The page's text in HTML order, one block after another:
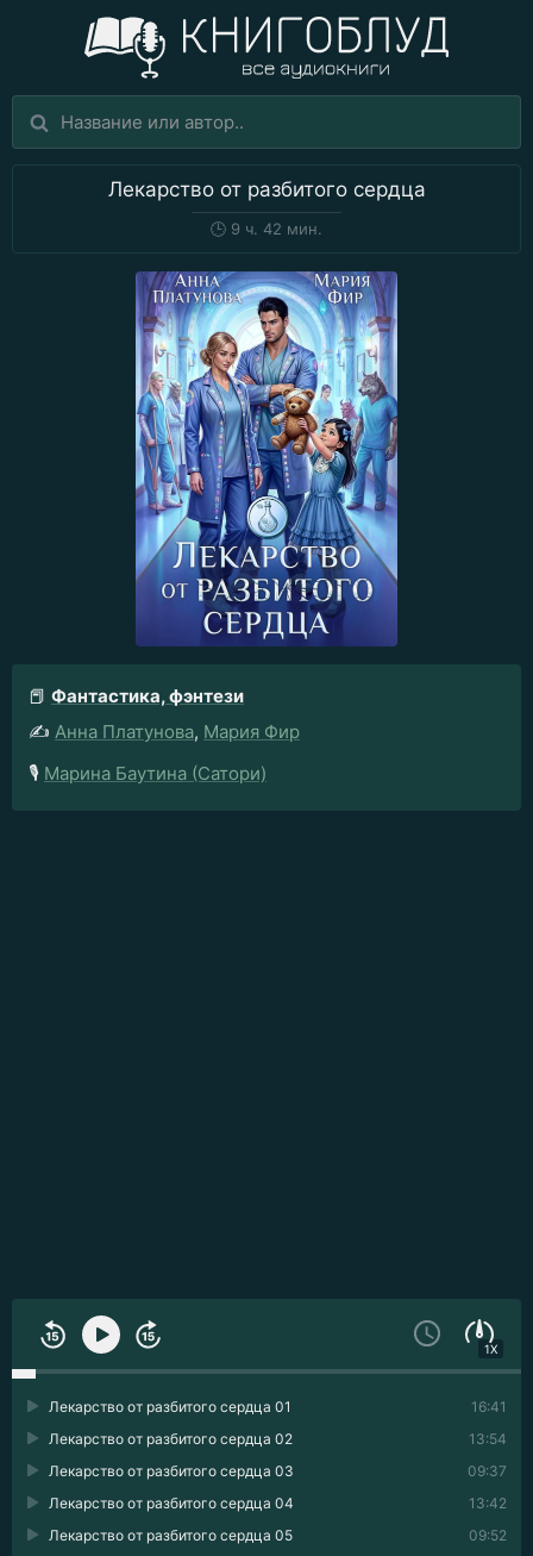
Лекарство от разбитого сердца
🕒 9 ч. 42 мин.
📕 Фантастика, фэнтези
✍️ Анна Платунова, Мария Фир
🎙️ Марина Баутина (Сатори)
1X
16:41
Лекарство от разбитого сердца 01
13:54
Лекарство от разбитого сердца 02
09:37
Лекарство от разбитого сердца 03
13:42
Лекарство от разбитого сердца 04
09:52
Лекарство от разбитого сердца 05